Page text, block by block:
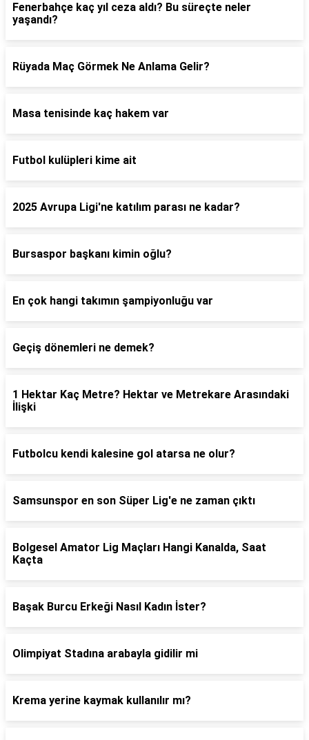
Fenerbahçe kaç yıl ceza aldı? Bu süreçte neler
yaşandı?
Rüyada Maç Görmek Ne Anlama Gelir?
Masa tenisinde kaç hakem var
Futbol kulüpleri kime ait
2025 Avrupa Ligi'ne katılım parası ne kadar?
Bursaspor başkanı kimin oğlu?
En çok hangi takımın şampiyonluğu var
Geçiş dönemleri ne demek?
1 Hektar Kaç Metre? Hektar ve Metrekare Arasındaki
İlişki
Futbolcu kendi kalesine gol atarsa ne olur?
Samsunspor en son Süper Lig'e ne zaman çıktı
Bolgesel Amator Lig Maçları Hangi Kanalda, Saat
Kaçta
Başak Burcu Erkeği Nasıl Kadın İster?
Olimpiyat Stadına arabayla gidilir mi
Krema yerine kaymak kullanılır mı?